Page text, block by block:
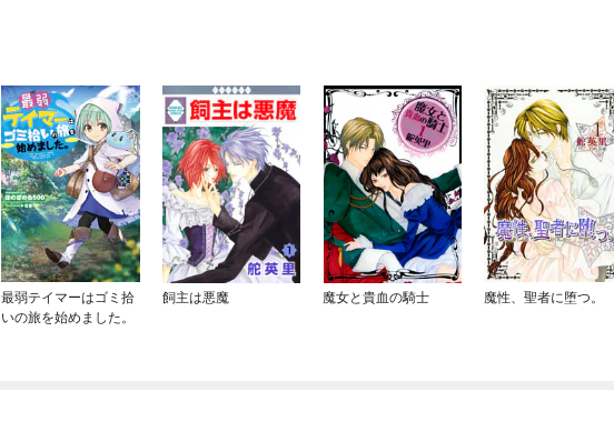
最弱テイマーはゴミ拾
いの旅を始めました。
飼主は悪魔 魔女と貴血の騎士 魔性、聖者に堕つ。